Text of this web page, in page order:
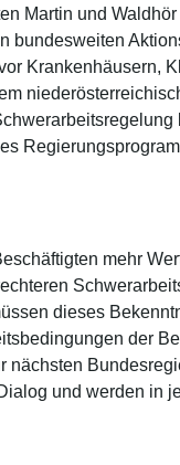
Martin und
bundesweiten
Krankenhäusern,
mehr
dieses
der
nächsten
und werden in